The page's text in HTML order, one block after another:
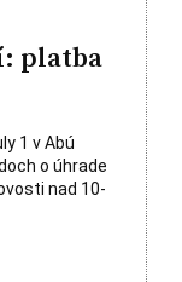
platba
1 v Abú
o úhrade
nad 10-